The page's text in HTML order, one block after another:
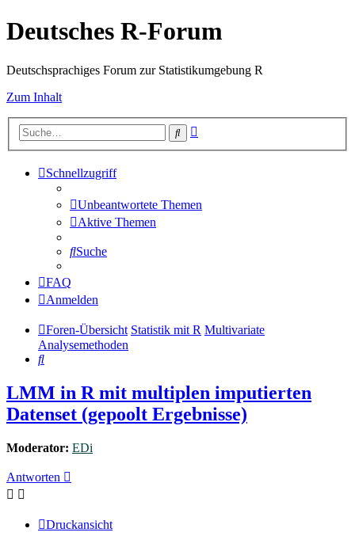
Deutsches R-Forum
Deutschsprachiges Forum zur Statistikumgebung R
Zum Inhalt
Suche
Schnellzugriff
Unbeantwortete Themen
Aktive Themen
Suche
FAQ
Anmelden
Foren-Übersicht Statistik mit R Multivariate
Analysemethoden
Suche
LMM in R mit multiplen imputierten
Datenset (gepoolt Ergebnisse)
Moderator: EDi
Antworten
Druckansicht